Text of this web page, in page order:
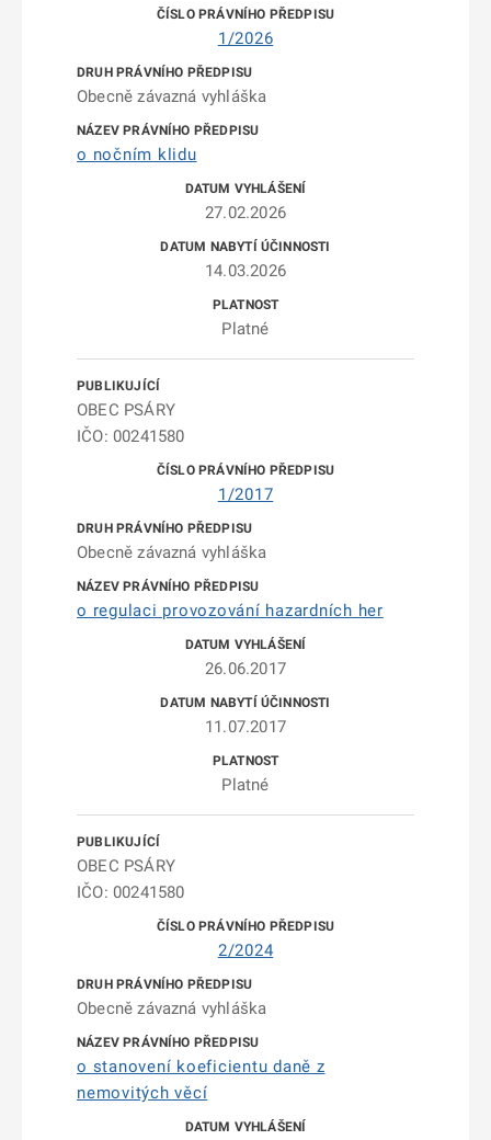
1/2026
Obecně závazná vyhláška
o nočním klidu
27.02.2026
14.03.2026
Platné
OBEC PSÁRY
IČO: 00241580
1/2017
Obecně závazná vyhláška
o regulaci provozování hazardních her
26.06.2017
11.07.2017
Platné
OBEC PSÁRY
IČO: 00241580
2/2024
Obecně závazná vyhláška
o stanovení koeficientu daně z
nemovitých věcí